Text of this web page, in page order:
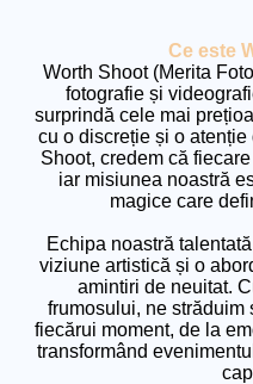
Ce este
Worth Shoot (Merita
fotografie și
surprindă cele mai
cu o discreție și o
Shoot, credem că
iar misiunea noastră
magice care
Echipa noastră
viziune artistică și o
amintiri de neuitat.
frumosului, ne străduim
fiecărui moment, de la
transformând